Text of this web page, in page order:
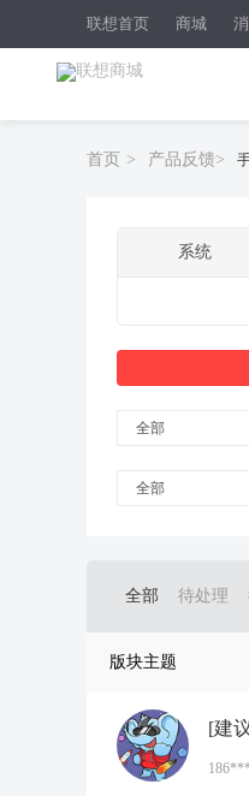
联想首页 商城
首页 > 产品反馈>
系统
全部
全部
全部 待处理
版块主题